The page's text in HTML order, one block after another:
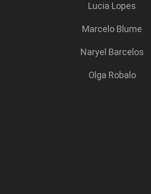
Lucia Lopes
Marcelo Blume
Naryel Barcelos
Olga Robalo